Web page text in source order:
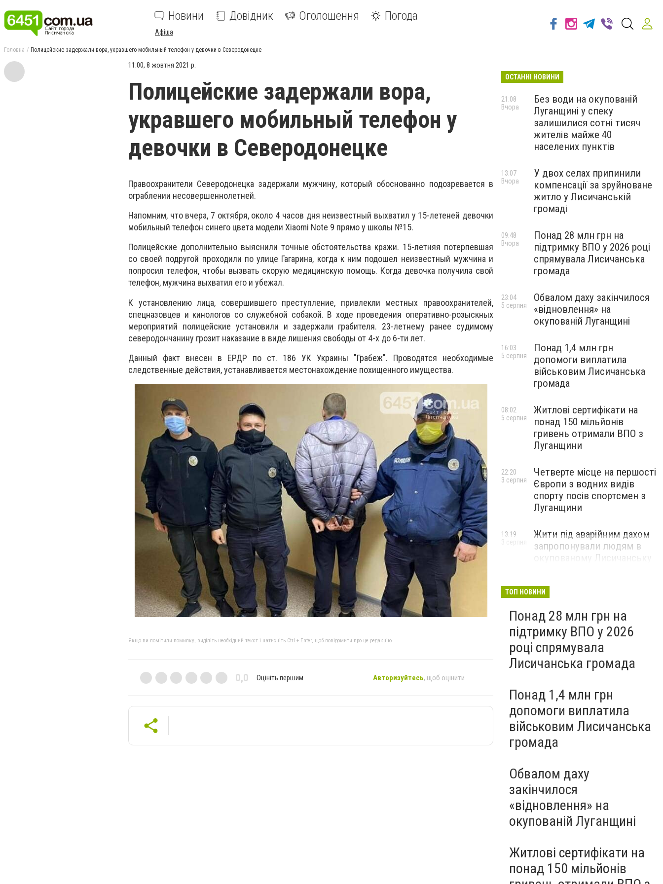
Новини Довідник Оголошення Погода
Афіша
Головна Полицейские задержали вора, укравшего мобильный телефон у девочки в Северодонецке
11:00, 8 жовтня 2021 р.
Полицейские задержали вора,
укравшего мобильный телефон у
девочки в Северодонецке
Правоохранители Северодонецка задержали мужчину, который обоснованно подозревается в
ограблении несовершеннолетней.
Напомним, что вчера, 7 октября, около 4 часов дня неизвестный выхватил у 15-летеней девочки
мобильный телефон синего цвета модели Xiaomi Note 9 прямо у школы №15.
Полицейские дополнительно выяснили точные обстоятельства кражи. 15-летняя потерпевшая
со своей подругой проходили по улице Гагарина, когда к ним подошел неизвестный мужчина и
попросил телефон, чтобы вызвать скорую медицинскую помощь. Когда девочка получила свой
телефон, мужчина выхватил его и убежал.
К установлению лица, совершившего преступление, привлекли местных правоохранителей,
спецназовцев и кинологов со служебной собакой. В ходе проведения оперативно-розыскных
мероприятий полицейские установили и задержали грабителя. 23-летнему ранее судимому
северодончанину грозит наказание в виде лишения свободы от 4-х до 6-ти лет.
Данный факт внесен в ЕРДР по ст. 186 УК Украины "Грабеж". Проводятся необходимые
следственные действия, устанавливается местонахождение похищенного имущества.
Якщо ви помітили помилку, виділіть необхідний текст і натисніть Ctrl + Enter, щоб повідомити про це редакцію
0,0 Оцініть першим Авторизуйтесь, щоб оцінити
ОСТАННІ НОВИНИ
Без води на окупованій
Луганщині у спеку
залишилися сотні тисяч
жителів майже 40
населених пунктів
21:08
Вчора
У двох селах припинили
компенсації за зруйноване
житло у Лисичанській
громаді
13:07
Вчора
Понад 28 млн грн на
підтримку ВПО у 2026 році
спрямувала Лисичанська
громада
09:48
Вчора
Обвалом даху закінчилося
«відновлення» на
окупованій Луганщині
23:04
5 серпня
Понад 1,4 млн грн
допомоги виплатила
військовим Лисичанська
громада
16:03
5 серпня
Житлові сертифікати на
понад 150 мільйонів
гривень отримали ВПО з
Луганщини
08:02
5 серпня
Четверте місце на першості
Європи з водних видів
спорту посів спортсмен з
Луганщини
22:20
3 серпня
Жити під аварійним дахом
запропонували людям в
окупованому Лисичанську
13:19
3 серпня
ТОП НОВИНИ
Понад 28 млн грн на
підтримку ВПО у 2026
році спрямувала
Лисичанська громада
Понад 1,4 млн грн
допомоги виплатила
військовим Лисичанська
громада
Обвалом даху
закінчилося
«відновлення» на
окупованій Луганщині
Житлові сертифікати на
понад 150 мільйонів